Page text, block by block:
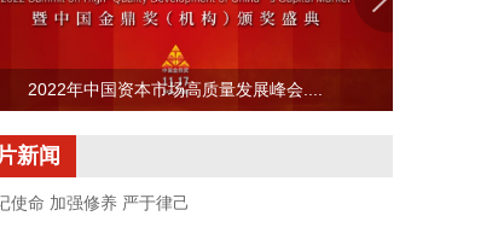
存储股走低，美光科技跌超2%，SK海力士跌超
，闪迪跌超3%，西部数据跌超5%，希捷科技跌超
。
股份7月投资者关系活动记录表披露，冠盛东驰
国网温州供电公司提前搭建10千伏临时线路协助
2022年中国资本市场高质量发展峰会....
新闻